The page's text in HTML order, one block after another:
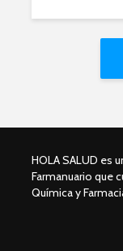
HOLA SALUD es
Farmanuario que
Química y